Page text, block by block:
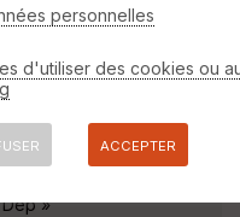
de la Rance, séparé de la
de l’usine marémotrice,
le barrage et l’écluse
de 100 km de berges
boucle au départ de
chemins ruraux,
»
personnelles
d'utiliser des cookies ou
ACCEPTER